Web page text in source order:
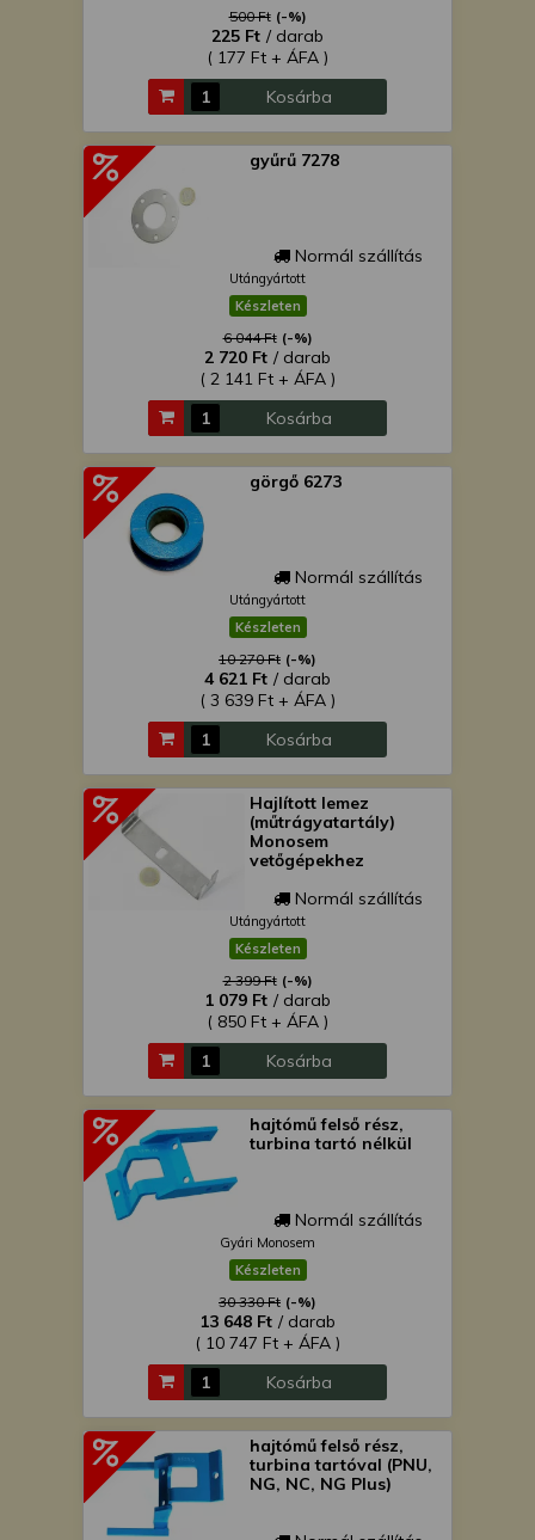
500 Ft (-%)
225 Ft / darab
( 177 Ft + ÁFA )
Kosárba
gyűrű 7278
Normál szállítás
Utángyártott
Készleten
6 044 Ft (-%)
2 720 Ft / darab
( 2 141 Ft + ÁFA )
Kosárba
görgő 6273
Normál szállítás
Utángyártott
Készleten
10 270 Ft (-%)
4 621 Ft / darab
( 3 639 Ft + ÁFA )
Kosárba
Hajlított lemez
(műtrágyatartály)
Monosem
vetőgépekhez
Normál szállítás
Utángyártott
Készleten
2 399 Ft (-%)
1 079 Ft / darab
( 850 Ft + ÁFA )
Kosárba
hajtómű felső rész,
turbina tartó nélkül
Normál szállítás
Gyári Monosem
Készleten
30 330 Ft (-%)
13 648 Ft / darab
( 10 747 Ft + ÁFA )
Kosárba
hajtómű felső rész,
turbina tartóval (PNU,
NG, NC, NG Plus)